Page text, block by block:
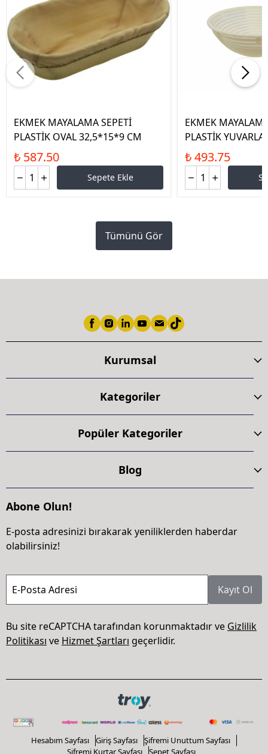
EKMEK MAYALAMA SEPETİ
PLASTİK OVAL 32,5*15*9 CM
₺ 587.50
Sepete Ekle
EKMEK
PLASTİK
₺ 493.75
Tümünü Gör
Kurumsal
Kategoriler
Popüler Kategoriler
Blog
Abone Olun!
E-posta adresinizi bırakarak yeniliklerden haberdar
olabilirsiniz!
E-Posta Adresi Kayıt Ol
Bu site reCAPTCHA tarafından korunmaktadır ve Gizlilik
Politikası ve Hizmet Şartları geçerlidir.
Hesabım Sayfası Giriş Sayfası
Şifremi Unuttum Sayfası
Şifremi Kurtar Sayfası
Sepet Sayfası